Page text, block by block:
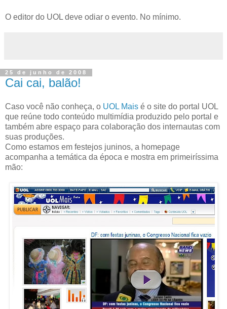
O editor do UOL deve odiar o evento. No mínimo.
25 de junho de 2008
Cai cai, balão!
Caso você não conheça, o UOL Mais é o site do portal UOL
que reúne todo conteúdo multimídia produzido pelo portal e
também abre espaço para colaboração dos internautas com
suas produções.
Como estamos em festejos juninos, a homepage
acompanha a temática da época e mostra em primeiríssima
mão: